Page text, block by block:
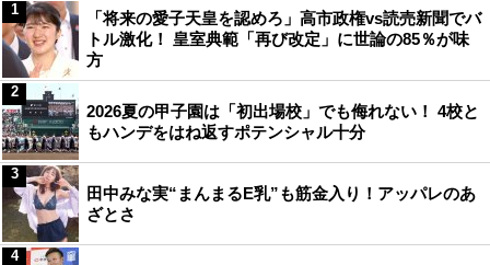
「将来の愛子天皇を認めろ」高市政権vs読売新聞でバ
トル激化！ 皇室典範「再び改定」に世論の85％が味
方
1
2026夏の甲子園は「初出場校」でも侮れない！ 4校と
もハンデをはね返すポテンシャル十分
2
田中みな実“まんまるE乳”も筋金入り！アッパレのあ
ざとさ
3
4